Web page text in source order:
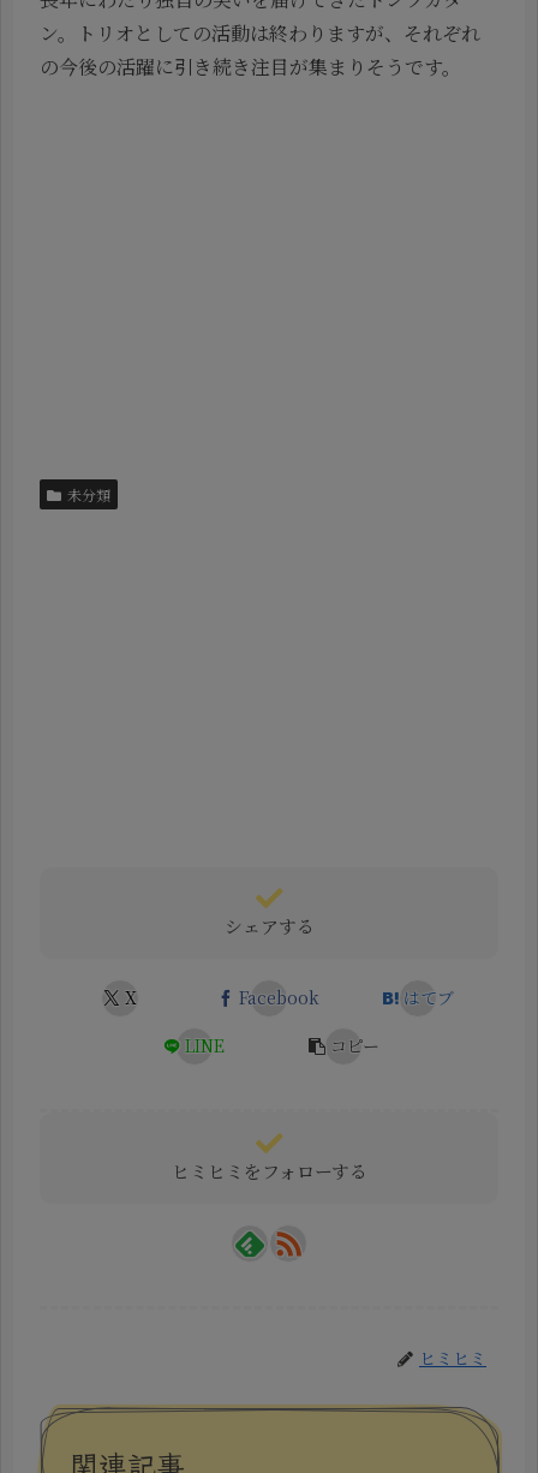
ン。トリオとしての活動は終わりますが、それぞれ
の今後の活躍に引き続き注目が集まりそうです。
未分類
シェアする
X Facebook
はてブ
LINE
コピー
ヒミヒミをフォローする
ヒミヒミ
関連記事